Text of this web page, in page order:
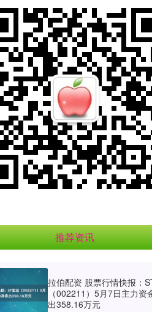
推荐资讯
拉伯配资 股票行情快报：
（002211）5月7日主力资
出358.16万元